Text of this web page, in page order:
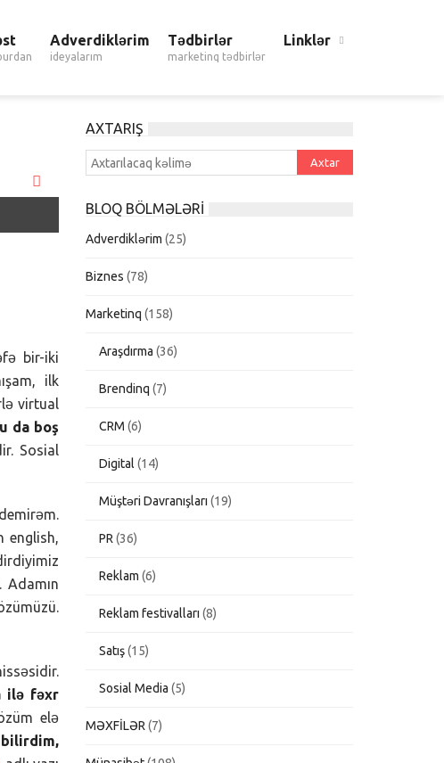
Adverdiklərim
ideyalarım
Tədbirlər
marketinq tədbirlər
Linklər
bir-iki
ilk
virtual
da boş
Sosial
english,
ilə fəxr
elə
AXTARIŞ
BLOQ BÖLMƏLƏRI
Adverdiklərim (25)
Biznes (78)
Marketinq (158)
Araşdırma (36)
Brendinq (7)
CRM (6)
Digital (14)
Müştəri Davranışları (19)
PR (36)
Reklam (6)
Reklam festivalları (8)
Satış(15)
Sosial Media (5)
MƏXFİLƏR (7)